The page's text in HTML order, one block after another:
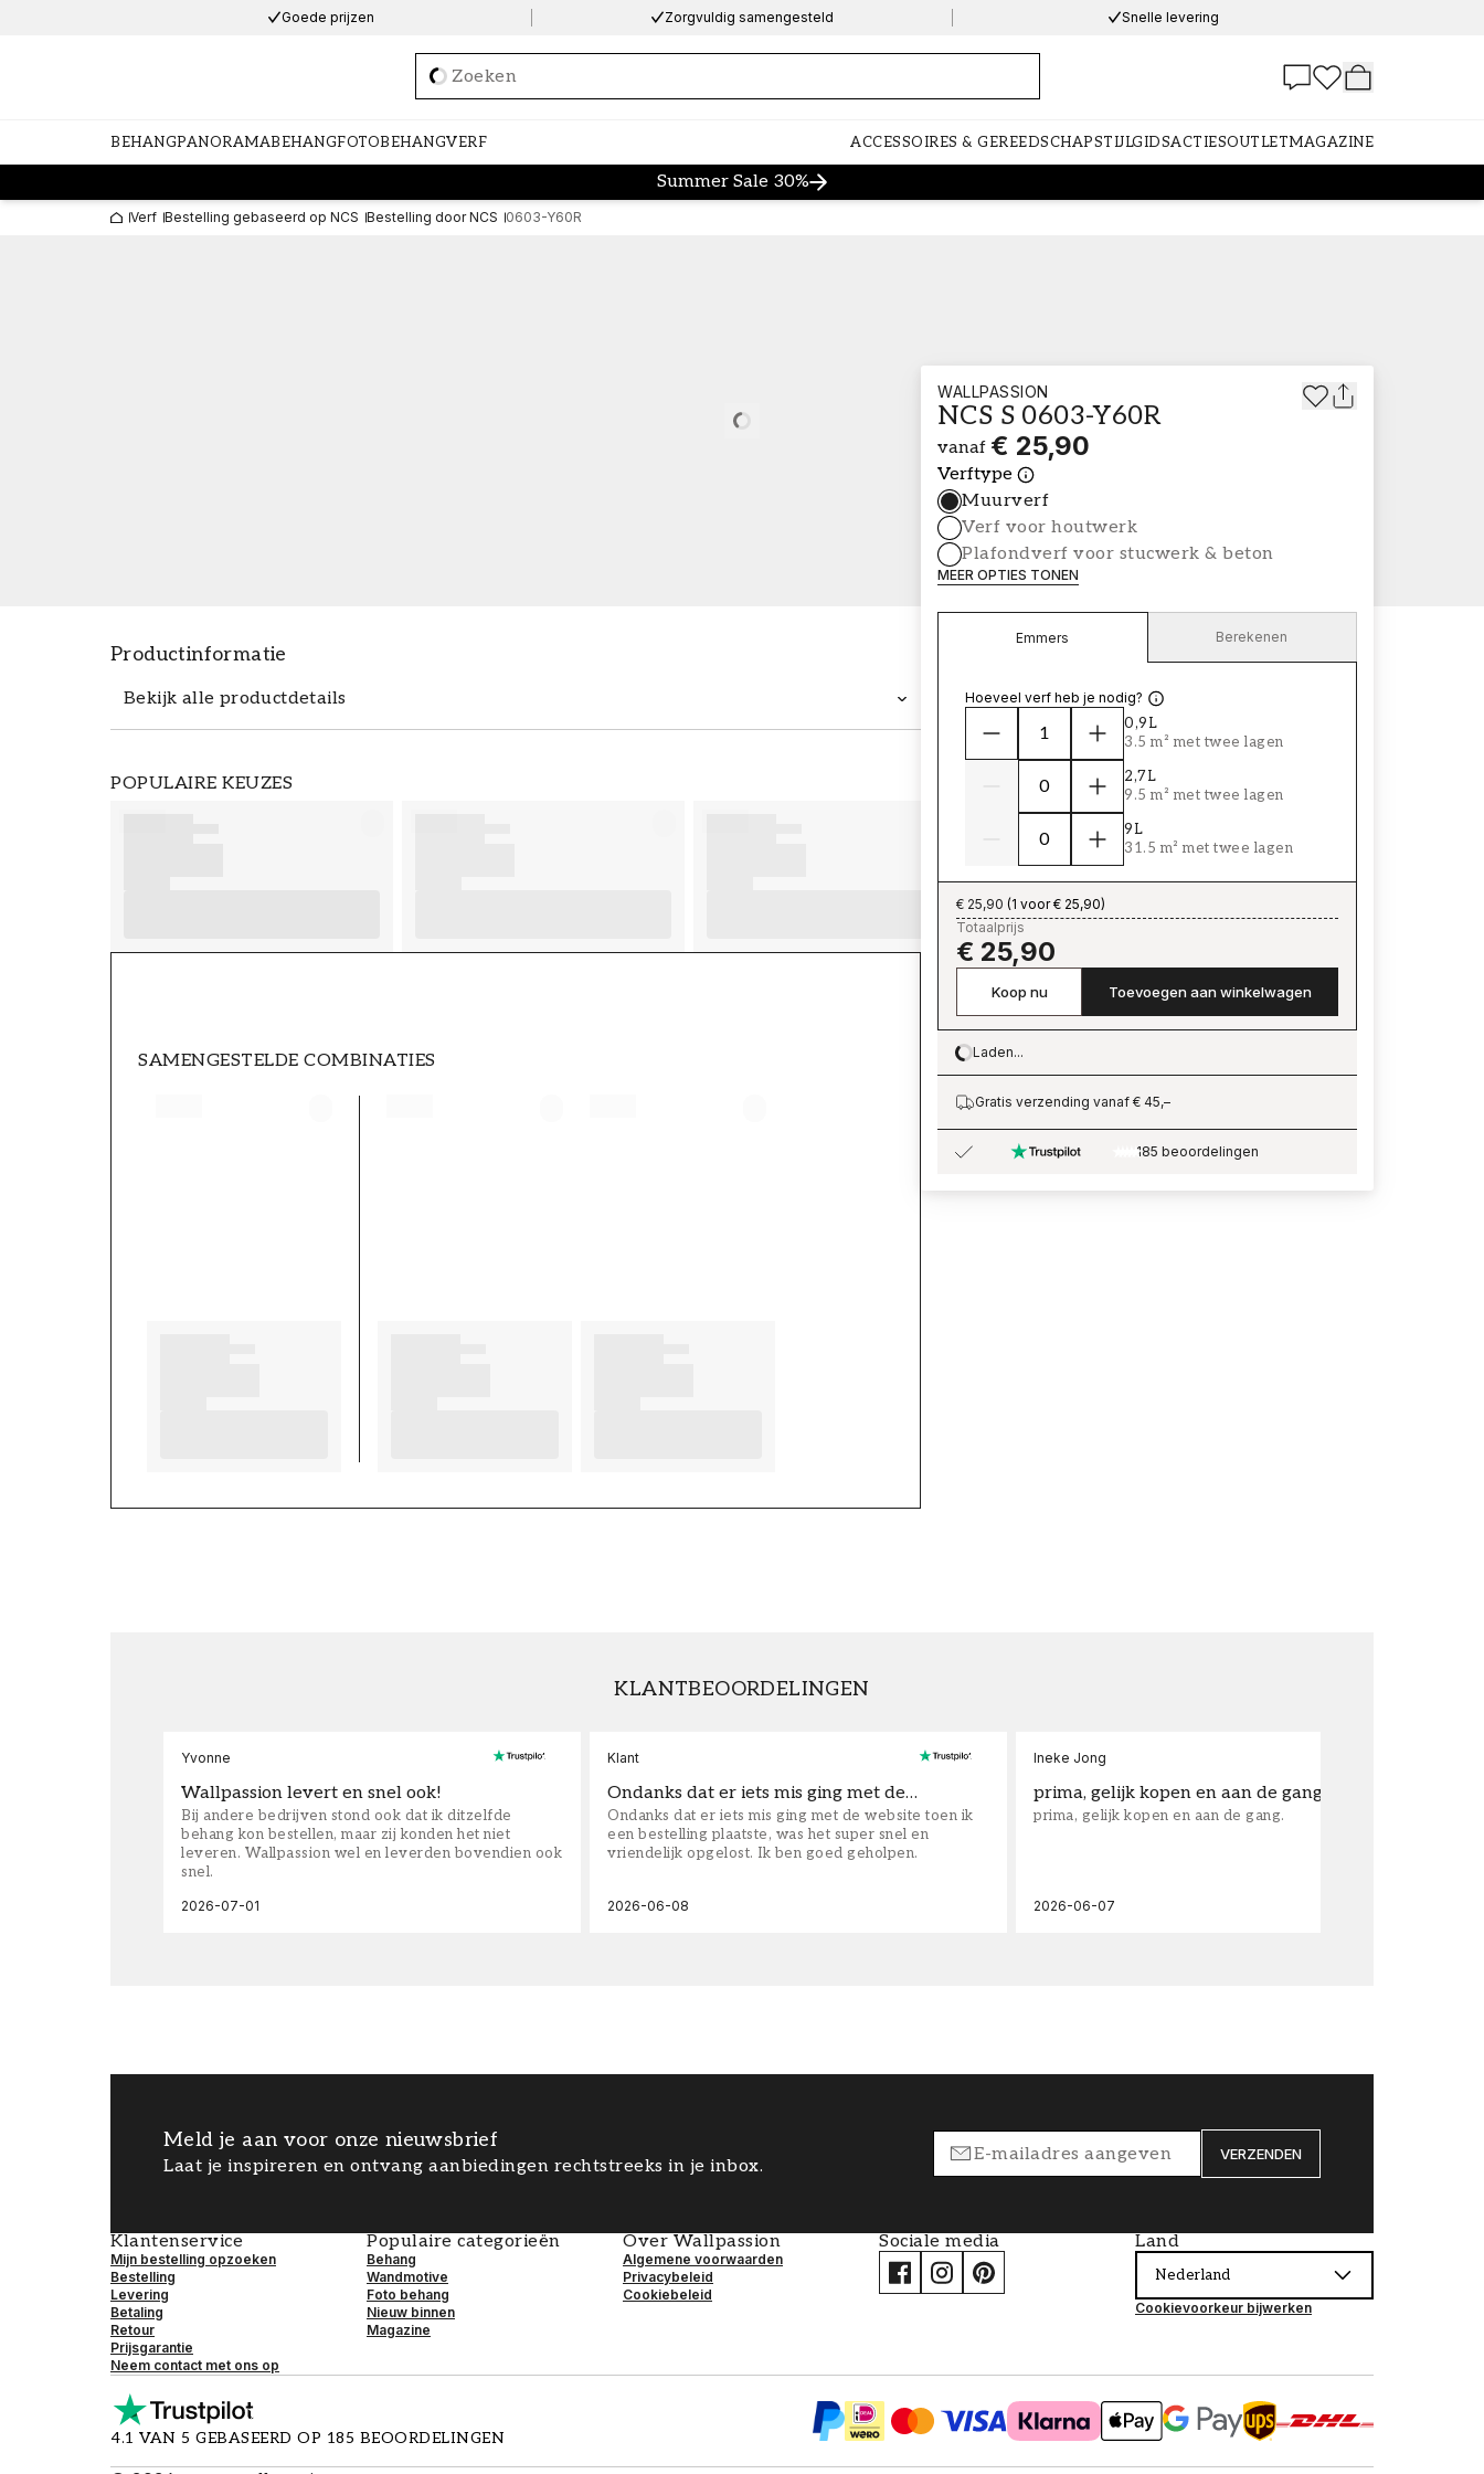
Goede prijzen Zorgvuldig samengesteld Snelle levering
Loading…
BEHANGPANORAMABEHANGFOTOBEHANGVERF ACCESSOIRES & GEREEDSCHAPSTIJLGIDSACTIESOUTLETMAGAZINE
Summer Sale 30%
Verf Bestelling gebaseerd op NCS Bestelling door NCS 0603-Y60R
Productinformatie
Bekijk alle productdetails
POPULAIRE KEUZES
SAMENGESTELDE COMBINATIES
WALLPASSION
NCS S 0603-Y60R
vanaf € 25,90
Verftype
Muurverf
Verf voor houtwerk
Plafondverf voor stucwerk & beton
MEER OPTIES TONEN
Emmers Berekenen
Hoeveel verf heb je nodig?
0,9L
3.5 m² met twee lagen
2,7L
9.5 m² met twee lagen
9L
31.5 m² met twee lagen
€ 25,90 (1 voor € 25,90)
Totaalprijs
€ 25,90
Koop nu Toevoegen aan winkelwagen
Loading…
Laden...
Gratis verzending vanaf € 45,–
185 beoordelingen
KLANTBEOORDELINGEN
Yvonne
Wallpassion levert en snel ook!
Bij andere bedrijven stond ook dat ik ditzelfde
behang kon bestellen, maar zij konden het niet
leveren. Wallpassion wel en leverden bovendien ook
snel.
2026-07-01
Klant
Ondanks dat er iets mis ging met de…
Ondanks dat er iets mis ging met de website toen ik
een bestelling plaatste, was het super snel en
vriendelijk opgelost. Ik ben goed geholpen.
2026-06-08
Ineke Jong
prima, gelijk kopen en aan de gang.
prima, gelijk kopen en aan de gang.
2026-06-07
Meld je aan voor onze nieuwsbrief
Laat je inspireren en ontvang aanbiedingen rechtstreeks in je inbox.
VERZENDEN
Klantenservice
Mijn bestelling opzoeken
Bestelling
Levering
Betaling
Retour
Prijsgarantie
Neem contact met ons op
Populaire categorieën
Behang
Wandmotive
Foto behang
Nieuw binnen
Magazine
Over Wallpassion
Algemene voorwaarden
Privacybeleid
Cookiebeleid
Sociale media Land
Nederland
Cookievoorkeur bijwerken
4.1 VAN 5 GEBASEERD OP 185 BEOORDELINGEN